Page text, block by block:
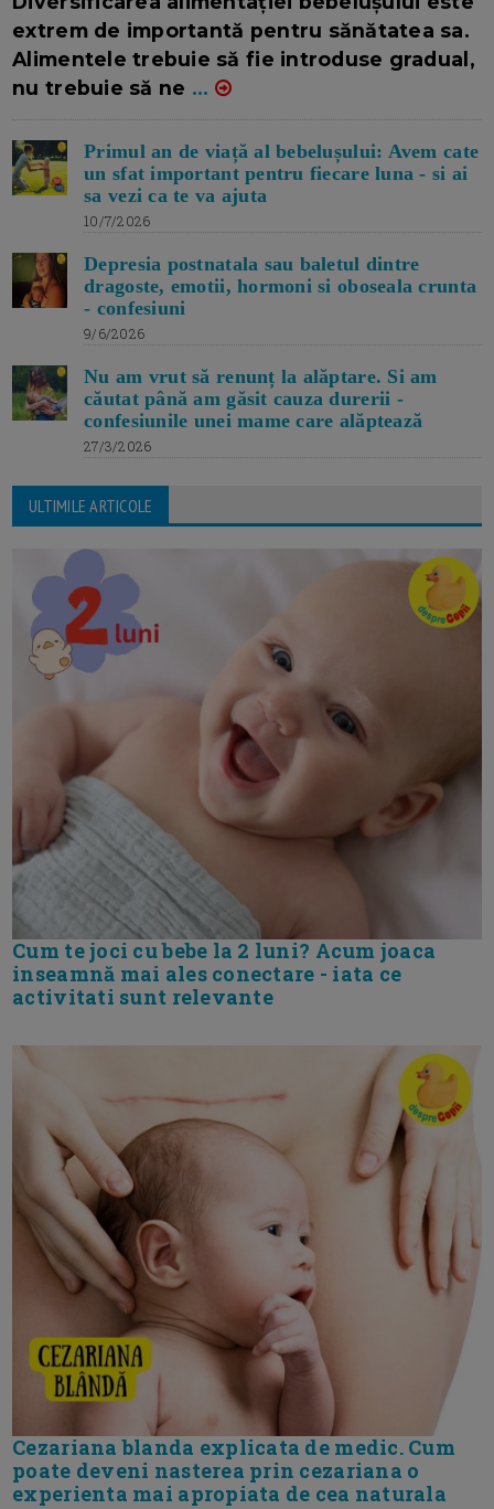
extrem de importantă pentru sănătatea sa.
Alimentele trebuie să fie introduse gradual,
nu trebuie să ne ...
Primul an de viață al bebelușului: Avem cate
un sfat important pentru fiecare luna - si ai
sa vezi ca te va ajuta
10/7/2026
Depresia postnatala sau baletul dintre
dragoste, emotii, hormoni si oboseala crunta
- confesiuni
9/6/2026
Nu am vrut să renunț la alăptare. Si am
căutat până am găsit cauza durerii -
confesiunile unei mame care alăptează
27/3/2026
ULTIMILE ARTICOLE
Cum te joci cu bebe la 2 luni? Acum joaca
inseamnă mai ales conectare - iata ce
activitati sunt relevante
Cezariana blanda explicata de medic. Cum
poate deveni nasterea prin cezariana o
experienta mai apropiata de cea naturala